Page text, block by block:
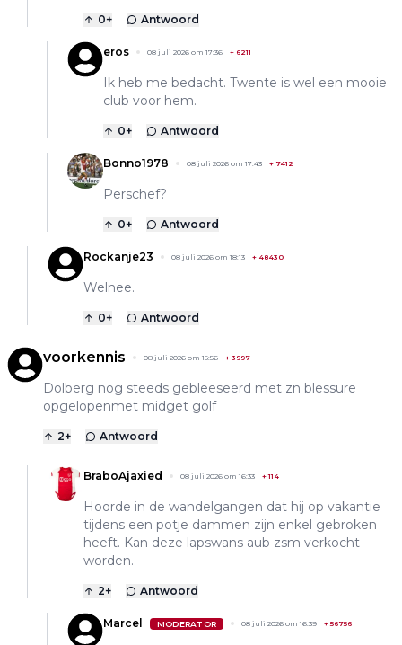
0+ Antwoord
eros 08 juli 2026 om 17:36 + 6211
Ik heb me bedacht. Twente is wel een mooie
club voor hem.
0+ Antwoord
Bonno1978 08 juli 2026 om 17:43 + 7412
Perschef?
0+ Antwoord
Rockanje23 08 juli 2026 om 18:13 + 48430
Welnee.
0+ Antwoord
voorkennis 08 juli 2026 om 15:56 + 3997
Dolberg nog steeds gebleeseerd met zn blessure
opgelopenmet midget golf
2+ Antwoord
BraboAjaxied 08 juli 2026 om 16:33 +114
Hoorde in de wandelgangen dat hij op vakantie
tijdens een potje dammen zijn enkel gebroken
heeft. Kan deze lapswans aub zsm verkocht
worden.
2+ Antwoord
Marcel MODERATOR 08 juli 2026 om 16:39 +56756